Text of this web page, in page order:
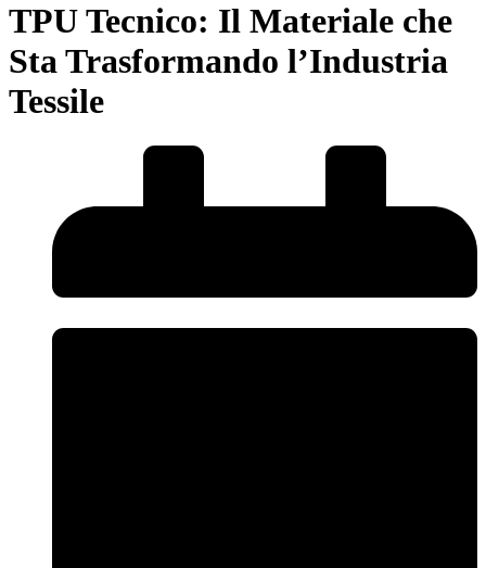
TPU Tecnico: Il Materiale che
Sta Trasformando l’Industria
Tessile